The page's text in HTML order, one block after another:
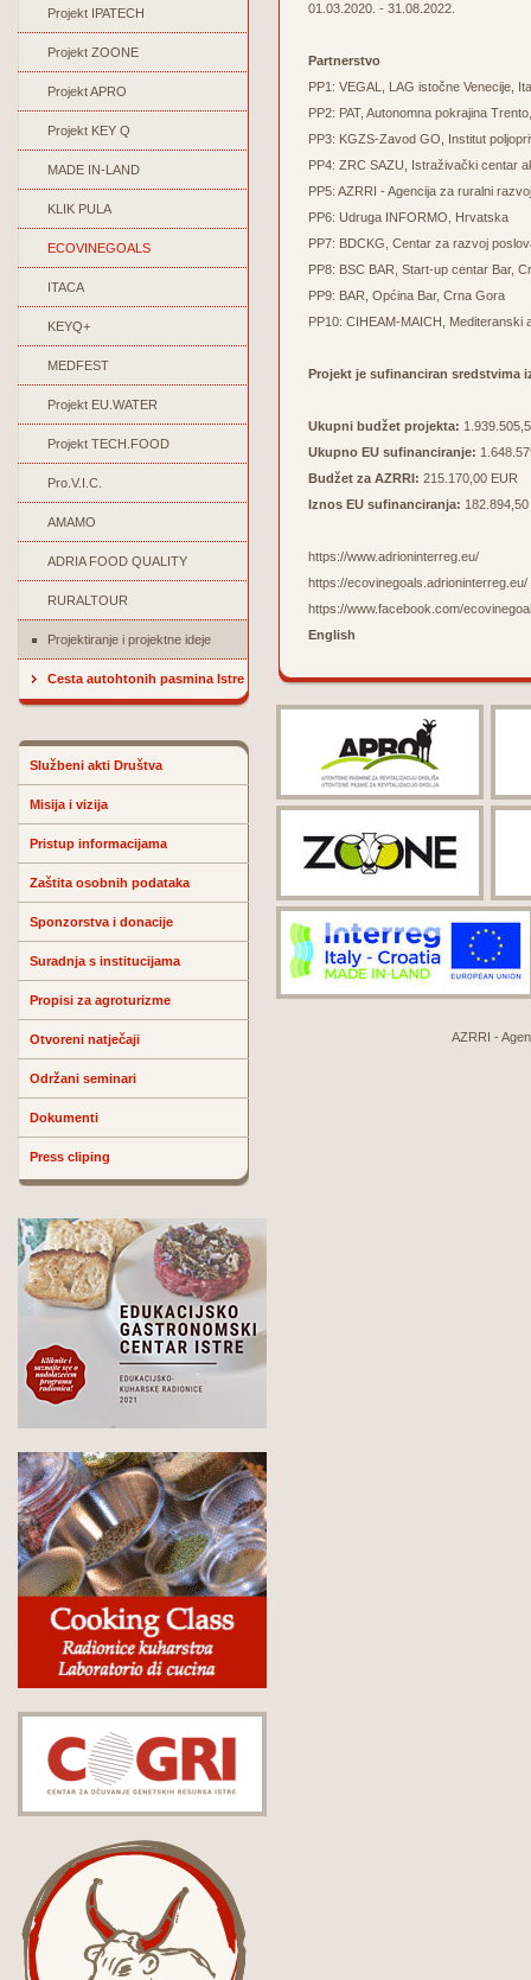
Projekt IPATECH
Projekt ZOONE
Projekt APRO
Projekt KEY Q
MADE IN-LAND
KLIK PULA
ECOVINEGOALS
ITACA
KEYQ+
MEDFEST
Projekt EU.WATER
Projekt TECH.FOOD
Pro.V.I.C.
AMAMO
ADRIA FOOD QUALITY
RURALTOUR
Projektiranje i projektne ideje
Cesta autohtonih pasmina Istre
Službeni akti Društva
Misija i vizija
Pristup informacijama
Zaštita osobnih podataka
Sponzorstva i donacije
Suradnja s institucijama
Propisi za agroturizme
Otvoreni natječaji
Održani seminari
Dokumenti
Press cliping
01.03.2020. - 31.08.2022.
Partnerstvo
PP1: VEGAL, LAG istočne Venecije,
PP2: PAT, Autonomna pokrajina
PP3: KGZS-Zavod GO, Institut
PP4: ZRC SAZU, Istraživački centar
PP5: AZRRI - Agencija za ruralni
PP6: Udruga INFORMO, Hrvatska
PP7: BDCKG, Centar za razvoj
PP8: BSC BAR, Start-up centar Bar,
PP9: BAR, Općina Bar, Crna Gora
PP10: CIHEAM-MAICH,
Projekt je sufinanciran sredstvima
Ukupni budžet projekta:
Ukupno EU sufinanciranje:
Budžet za AZRRI: 215.170,00 EUR
Iznos EU sufinanciranja:
https://www.adrioninterreg.eu/
https://ecovinegoals.adrioninterreg.eu/
https://www.facebook.com/
English
AZRRI -